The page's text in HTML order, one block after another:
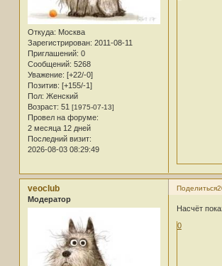
Откуда: Москва
Зарегистрирован: 2011-08-11
Приглашений: 0
Сообщений: 5268
Уважение: [+22/-0]
Позитив: [+155/-1]
Пол: Женский
Возраст: 51 [1975-07-13]
Провел на форуме:
2 месяца 12 дней
Последний визит:
2026-08-03 08:29:49
Поделиться
veoclub
Модератор
Насчёт
0